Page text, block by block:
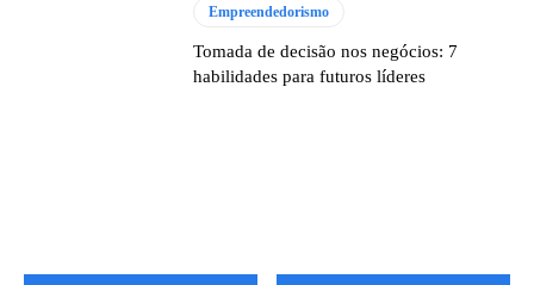
Empreendedorismo
Tomada de decisão nos negócios: 7
habilidades para futuros líderes